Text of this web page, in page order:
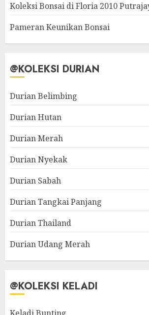
Koleksi Bonsai di Floria 2010
Pameran Keunikan Bonsai
@KOLEKSI DURIAN
Durian Belimbing
Durian Hutan
Durian Merah
Durian Nyekak
Durian Sabah
Durian Tangkai Panjang
Durian Thailand
Durian Udang Merah
@KOLEKSI KELADI